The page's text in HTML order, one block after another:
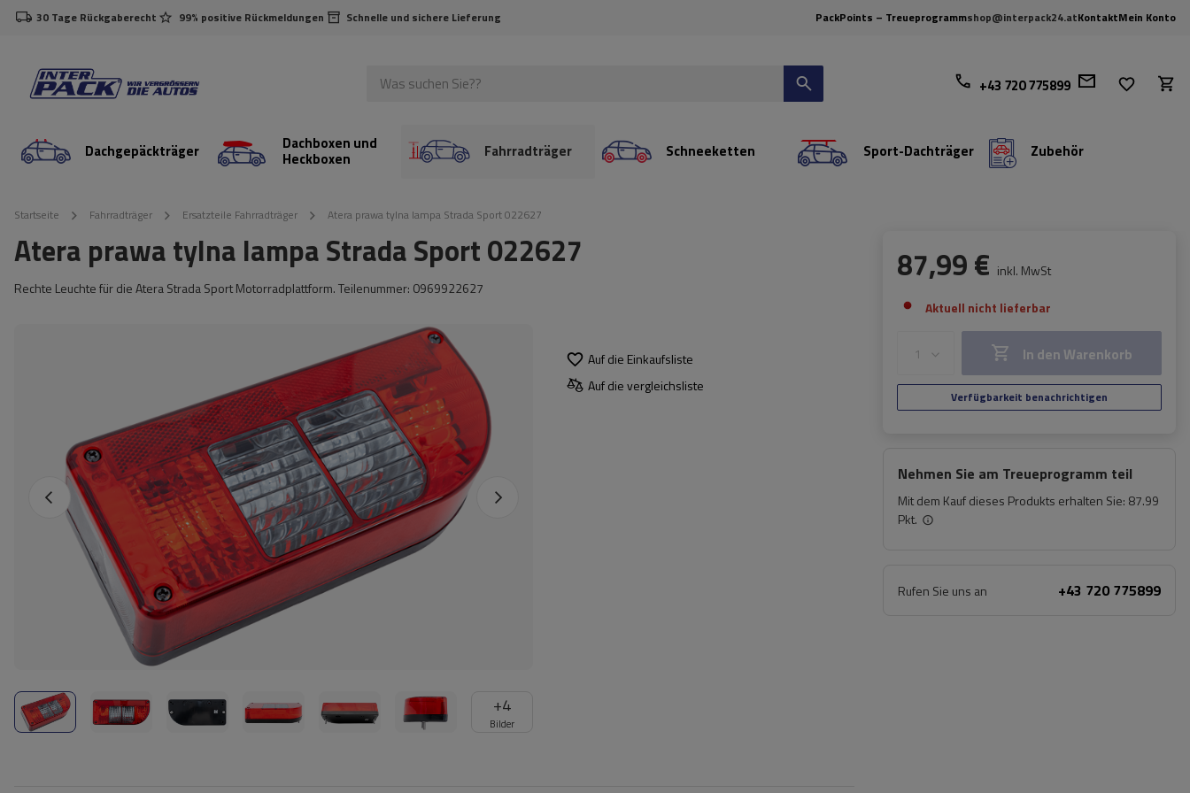
30 Tage Rückgaberecht 99% positive Rückmeldungen Schnelle und sichere Lieferung PackPoints – Treueprogrammshop@interpack24.atKontaktMein Konto
+43 720 775899
Dachgepäckträger Dachboxen und
Heckboxen Fahrradträger Schneeketten Sport-Dachträger Zubehör
Startseite Fahrradträger Ersatzteile Fahrradträger Atera prawa tylna lampa Strada Sport 022627
Atera prawa tylna lampa Strada Sport 022627
Rechte Leuchte für die Atera Strada Sport Motorradplattform. Teilenummer: 0969922627
+4
Bilder
Auf die Einkaufsliste
Auf die vergleichsliste
87,99 € inkl. MwSt
Aktuell nicht lieferbar
In den Warenkorb
Verfügbarkeit benachrichtigen
Nehmen Sie am Treueprogramm teil
Mit dem Kauf dieses Produkts erhalten Sie: 87.99
Pkt.
Rufen Sie uns an +43 720 775899